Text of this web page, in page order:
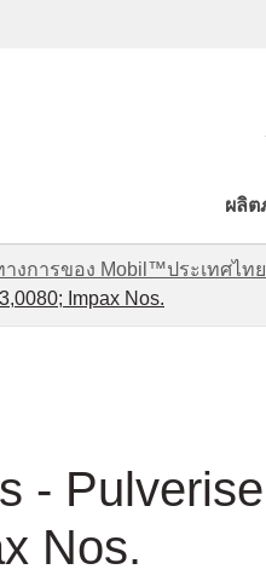
ผลิต
การของ Mobil™ประเทศไทย
Impax Nos.
-
Nos.